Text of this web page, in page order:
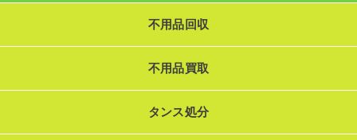
不用品回収
不用品買取
タンス処分